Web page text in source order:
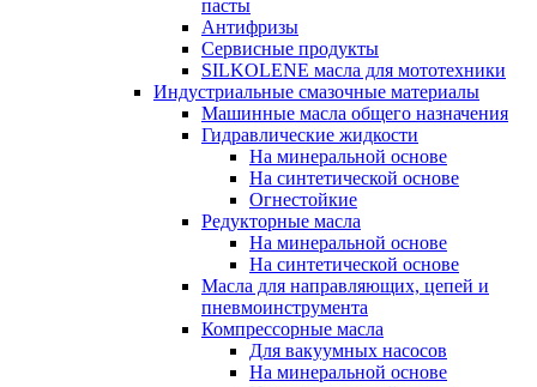
пасты
Антифризы
Сервисные продукты
SILKOLENE масла для мототехники
Индустриальные смазочные материалы
Машинные масла общего назначения
Гидравлические жидкости
На минеральной основе
На синтетической основе
Огнестойкие
Редукторные масла
На минеральной основе
На синтетической основе
Масла для направляющих, цепей и
пневмоинструмента
Компрессорные масла
Для вакуумных насосов
На минеральной основе